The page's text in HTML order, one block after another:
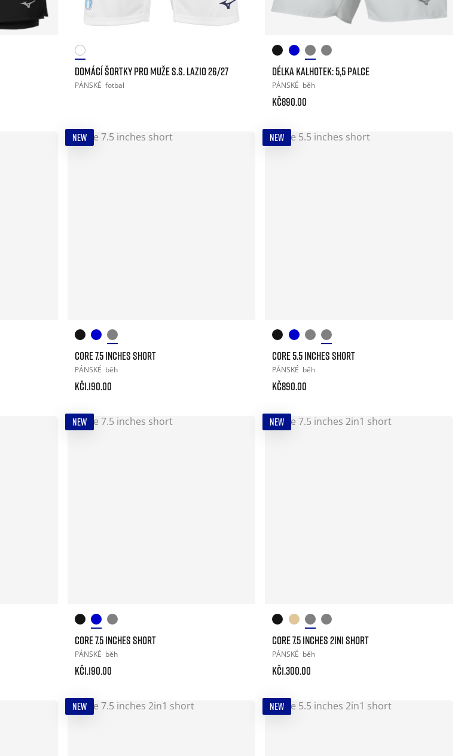
DOMÁCÍ ŠORTKY PRO MUŽE S.S. LAZIO 26/27
PÁNSKÉ fotbal
DÉLKA KALHOTEK: 5,5 PALCE
PÁNSKÉ běh
Kč890.00
NEW
CORE 7.5 INCHES SHORT
PÁNSKÉ běh
Kč1.190.00
NEW
CORE 5.5 INCHES SHORT
PÁNSKÉ běh
Kč890.00
NEW
CORE 7.5 INCHES SHORT
PÁNSKÉ běh
Kč1.190.00
NEW
CORE 7.5 INCHES 2IN1 SHORT
PÁNSKÉ běh
Kč1.300.00
NEW NEW